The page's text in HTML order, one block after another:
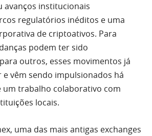
avanços institucionais
regulatórios inéditos e uma
de criptoativos. Para
podem ter sido
outros, esses movimentos já
e vêm sendo impulsionados há
um trabalho colaborativo com
locais.
uma das mais antigas exchanges